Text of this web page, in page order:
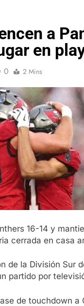
a
en
0 2 Mins
16-14 y
cerrada en casa
de la División Sur
partido por
de touchdown